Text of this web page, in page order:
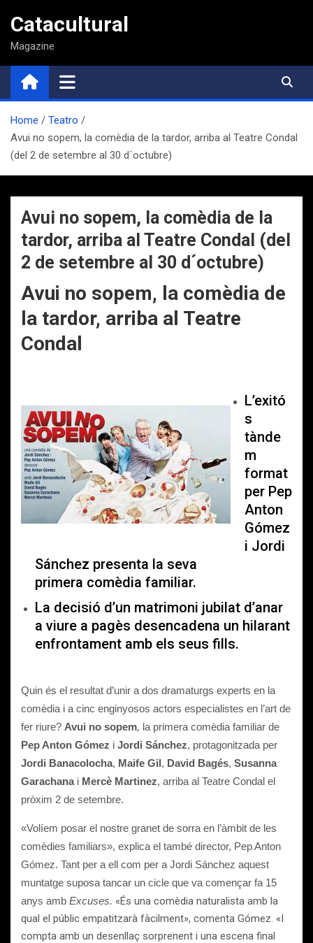
contenido
Catacultural
Magazine
Home
Teatro
Avui no sopem, la comèdia de la tardor, arriba al Teatre Condal
(del 2 de setembre al 30 d´octubre)
Avui no sopem, la comèdia de la
tardor, arriba al Teatre Condal (del
2 de setembre al 30 d´octubre)
Avui no sopem, la comèdia de
la tardor, arriba al Teatre
Condal
L’exitó
s
tànde
m
format
per Pep
Anton
Gómez
i Jordi
Sánchez presenta la seva
primera comèdia familiar.
La decisió d’un matrimoni jubilat d’anar
a viure a pagès desencadena un hilarant
enfrontament amb els seus fills.
Quin és el resultat d’unir a dos dramaturgs experts en la
comèdia i a cinc enginyosos actors especialistes en l’art de
fer riure? Avui no sopem, la primera comèdia familiar de
Pep Anton Gómez i Jordi Sánchez, protagonitzada per
Jordi Banacolocha, Maife Gil, David Bagés, Susanna
Garachanai Mercè Martinez, arriba al Teatre Condal el
pròxim 2 de setembre.
«Volíem posar el nostre granet de sorra en l’àmbit de les
comèdies familiars», explica el també director, Pep Anton
Gómez. Tant per a ell com per a Jordi Sánchez aquest
muntatge suposa tancar un cicle que va començar fa 15
anys amb Excuses. «És una comèdia naturalista amb la
qual el públic empatitzarà fàcilment», comenta Gómez. «I
compta amb un desenllaç sorprenent i una escena final